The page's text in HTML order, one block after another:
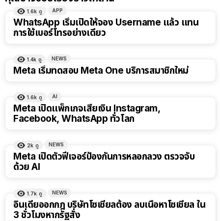
1.6k ดู APP
WhatsApp เริ่มเปิดให้จอง Username แล้ว แทน
การใช้เบอร์โทรอย่างเดียว
1.4k ดู NEWS
Meta เริ่มทดสอบ Meta One บริการสมาชิกใหม่
1.6k ดู AI
Meta เปิดแพ็กเกจเสียเงิน Instagram,
Facebook, WhatsApp ทั่วโลก
2k ดู NEWS
Meta เปิดตัวฟีเจอร์ป้องกันการหลอกลวง ตรวจจับ
ด้วย AI
1.7k ดู NEWS
อินเดียออกกฎ บริษัทโซเชียลต้อง ลบเนื้อหาโซเชียล ใน
3 ชั่วโมงหากรัฐสั่ง